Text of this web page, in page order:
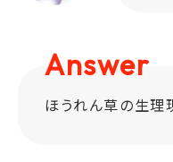
Answer
ほうれん草の生理